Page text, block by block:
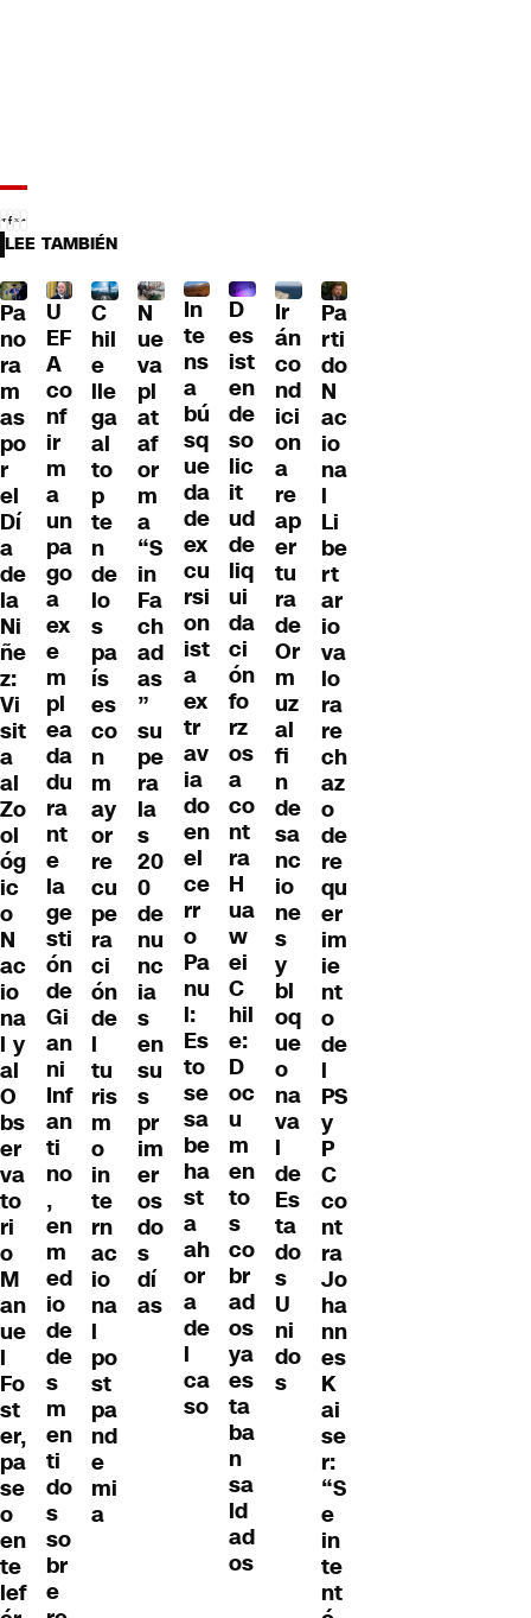
LEE TAMBIÉN
Pa
no
ra
m
as
po
r
el
Dí
a
de
la
Ni
ñe
z:
Vi
sit
a
al
Zo
ol
óg
ic
o
N
ac
io
na
l y
al
O
bs
er
va
to
ri
o
M
an
ue
l
Fo
st
er,
pa
se
o
en
te
lef
U
EF
A
co
nf
ir
m
a
un
pa
go
a
ex
e
m
pl
ea
da
du
ra
nt
e
la
ge
sti
ón
de
Gi
an
ni
Inf
an
ti
no
,
en
m
ed
io
de
de
s
m
en
ti
do
s
so
br
e
C
hil
e
lle
ga
al
to
p
te
n
de
lo
s
pa
ís
es
co
n
m
ay
or
re
cu
pe
ra
ci
ón
de
l
tu
ris
m
o
in
te
rn
ac
io
na
l
po
st
pa
nd
e
mi
a
N
ue
va
pl
at
af
or
m
a
“S
in
Fa
ch
ad
as
”
su
pe
ra
la
s
20
0
de
nu
nc
ia
s
en
su
s
pr
im
er
os
do
s
dí
as
In
te
ns
a
bú
sq
ue
da
de
ex
cu
rsi
on
ist
a
ex
tr
av
ia
do
en
el
ce
rr
o
Pa
nu
l:
Es
to
se
sa
be
ha
st
a
ah
or
a
de
l
ca
so
D
es
ist
en
de
so
lic
it
ud
de
liq
ui
da
ci
ón
fo
rz
os
a
co
nt
ra
H
ua
w
ei
C
hil
e:
D
oc
u
m
en
to
s
co
br
ad
os
ya
es
ta
ba
n
sa
ld
ad
os
Ir
án
co
nd
ici
on
a
re
ap
er
tu
ra
de
Or
m
uz
al
fi
n
de
sa
nc
io
ne
s
y
bl
oq
ue
o
na
va
l
de
Es
ta
do
s
U
ni
do
s
Pa
rti
do
N
ac
io
na
l
Li
be
rt
ar
io
va
lo
ra
re
ch
az
o
de
re
qu
er
im
ie
nt
o
de
l
PS
y
P
C
co
nt
ra
Jo
ha
nn
es
K
ai
se
r:
“S
e
in
te
nt